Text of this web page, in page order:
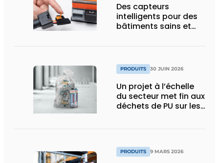
Des capteurs
intelligents pour des
bâtiments sains et
PRODUITS 30 JUIN 2026
Un projet à l’échelle
du secteur met fin aux
déchets de PU sur les
PRODUITS 9 MARS 2026